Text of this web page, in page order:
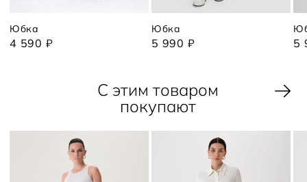
Юбка
4 590 ₽
Юбка
5 990 ₽ 5
С этим товаром
покупают